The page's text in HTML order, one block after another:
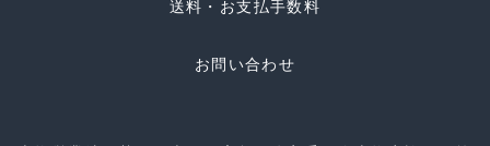
送料・お支払手数料
お問い合わせ